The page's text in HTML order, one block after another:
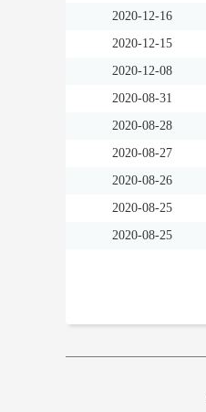
2020-12-16
2020-12-15
2020-12-08
2020-08-31
2020-08-28
2020-08-27
2020-08-26
2020-08-25
2020-08-25